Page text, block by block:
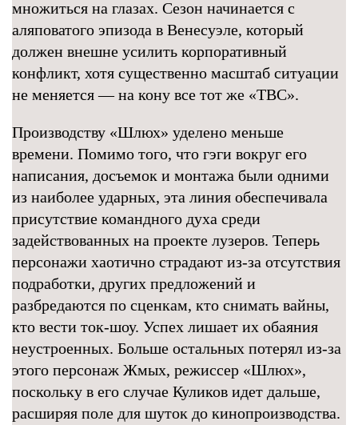
множиться на глазах. Сезон начинается с
аляповатого эпизода в Венесуэле, который
должен внешне усилить корпоративный
конфликт, хотя существенно масштаб ситуации
не меняется — на кону все тот же «ТВС».
Производству «Шлюх» уделено меньше
времени. Помимо того, что гэги вокруг его
написания, досъемок и монтажа были одними
из наиболее ударных, эта линия обеспечивала
присутствие командного духа среди
задействованных на проекте лузеров. Теперь
персонажи хаотично страдают из-за отсутствия
подработки, других предложений и
разбредаются по сценкам, кто снимать вайны,
кто вести ток-шоу. Успех лишает их обаяния
неустроенных. Больше остальных потерял из-за
этого персонаж Жмых, режиссер «Шлюх»,
поскольку в его случае Куликов идет дальше,
расширяя поле для шуток до кинопроизводства.